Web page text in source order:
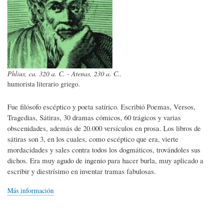
Phlius, ca. 320 a. C. - Atenas, 230 a. C..
humorista literario griego.
Fue filósofo escéptico y poeta satírico. Escribió Poemas, Versos,
Tragedias, Sátiras, 30 dramas cómicos, 60 trágicos y varias
obscenidades, además de 20.000 versículos en prosa. Los libros de
sátiras son 3, en los cuales, como escéptico que era, vierte
mordacidades y sales contra todos los dogmáticos, trovándoles sus
dichos. Era muy agudo de ingenio para hacer burla, muy aplicado a
escribir y diestrísimo en inventar tramas fabulosas.
Más información